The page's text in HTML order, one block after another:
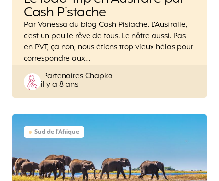
Cash Pistache
Par Vanessa du blog Cash Pistache. L’Australie,
c’est un peu le rêve de tous. Le nôtre aussi. Pas
en PVT, ça non, nous étions trop vieux hélas pour
correspondre aux…
Posted
by
Partenaires Chapka
il y a 8 ans
Sud de l'Afrique